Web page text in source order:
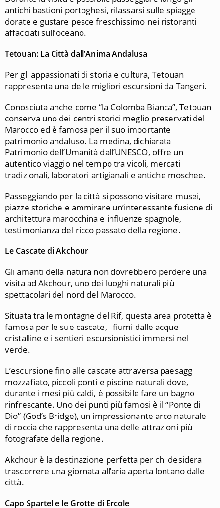
antichi bastioni portoghesi, rilassarsi sulle spiagge
dorate e gustare pesce freschissimo nei ristoranti
affacciati sull’oceano.
Tetouan: La Città dall’Anima Andalusa
Per gli appassionati di storia e cultura, Tetouan
rappresenta una delle migliori escursioni da Tangeri.
Conosciuta anche come “la Colomba Bianca”, Tetouan
conserva uno dei centri storici meglio preservati del
Marocco ed è famosa per il suo importante
patrimonio andaluso. La medina, dichiarata
Patrimonio dell’Umanità dall’UNESCO, offre un
autentico viaggio nel tempo tra vicoli, mercati
tradizionali, laboratori artigianali e antiche moschee.
Passeggiando per la città si possono visitare musei,
piazze storiche e ammirare un’interessante fusione di
architettura marocchina e influenze spagnole,
testimonianza del ricco passato della regione.
Le Cascate di Akchour
Gli amanti della natura non dovrebbero perdere una
visita ad Akchour, uno dei luoghi naturali più
spettacolari del nord del Marocco.
Situata tra le montagne del Rif, questa area protetta è
famosa per le sue cascate, i fiumi dalle acque
cristalline e i sentieri escursionistici immersi nel
verde.
L’escursione fino alle cascate attraversa paesaggi
mozzafiato, piccoli ponti e piscine naturali dove,
durante i mesi più caldi, è possibile fare un bagno
rinfrescante. Uno dei punti più famosi è il “Ponte di
Dio” (God’s Bridge), un impressionante arco naturale
di roccia che rappresenta una delle attrazioni più
fotografate della regione.
Akchour è la destinazione perfetta per chi desidera
trascorrere una giornata all’aria aperta lontano dalle
città.
Capo Spartel e le Grotte di Ercole